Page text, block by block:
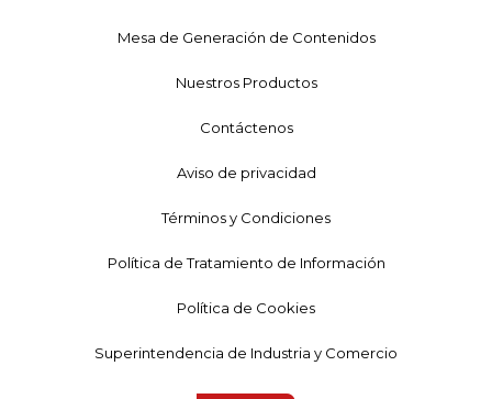
Mesa de Generación de Contenidos
Nuestros Productos
Contáctenos
Aviso de privacidad
Términos y Condiciones
Política de Tratamiento de Información
Política de Cookies
Superintendencia de Industria y Comercio